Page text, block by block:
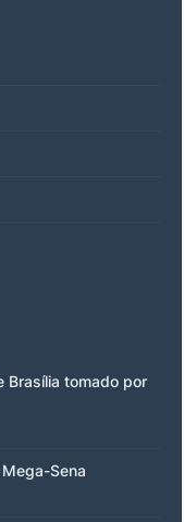
Brasília tomado por
Sena